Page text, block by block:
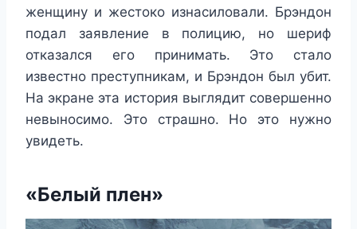
женщину и жестоко изнасиловали. Брэндон
подал заявление в полицию, но шериф
отказался его принимать. Это стало
известно преступникам, и Брэндон был убит.
На экране эта история выглядит совершенно
невыносимо. Это страшно. Но это нужно
увидеть.
«Белый плен»